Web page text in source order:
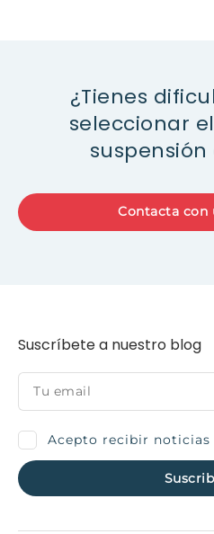
¿Tienes
seleccionar
Contacta con
Suscríbete a nuestro blog
Acepto recibir noticias